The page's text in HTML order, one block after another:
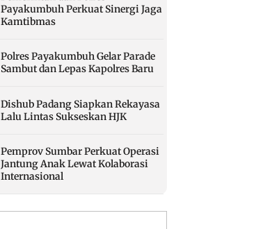
Payakumbuh Perkuat Sinergi Jaga
Kamtibmas
Polres Payakumbuh Gelar Parade
Sambut dan Lepas Kapolres Baru
Dishub Padang Siapkan Rekayasa
Lalu Lintas Sukseskan HJK
Pemprov Sumbar Perkuat Operasi
Jantung Anak Lewat Kolaborasi
Internasional